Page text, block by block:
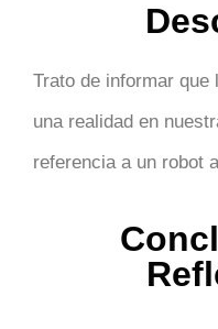
Trato de informar
una realidad en
referencia a un robot